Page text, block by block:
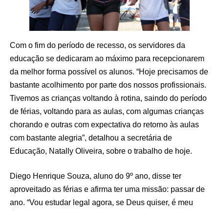
Com o fim do período de recesso, os servidores da
educação se dedicaram ao máximo para recepcionarem
da melhor forma possível os alunos. “Hoje precisamos de
bastante acolhimento por parte dos nossos profissionais.
Tivemos as crianças voltando à rotina, saindo do período
de férias, voltando para as aulas, com algumas crianças
chorando e outras com expectativa do retorno às aulas
com bastante alegria”, detalhou a secretária de
Educação, Natally Oliveira, sobre o trabalho de hoje.
Diego Henrique Souza, aluno do 9º ano, disse ter
aproveitado as férias e afirma ter uma missão: passar de
ano. “Vou estudar legal agora, se Deus quiser, é meu